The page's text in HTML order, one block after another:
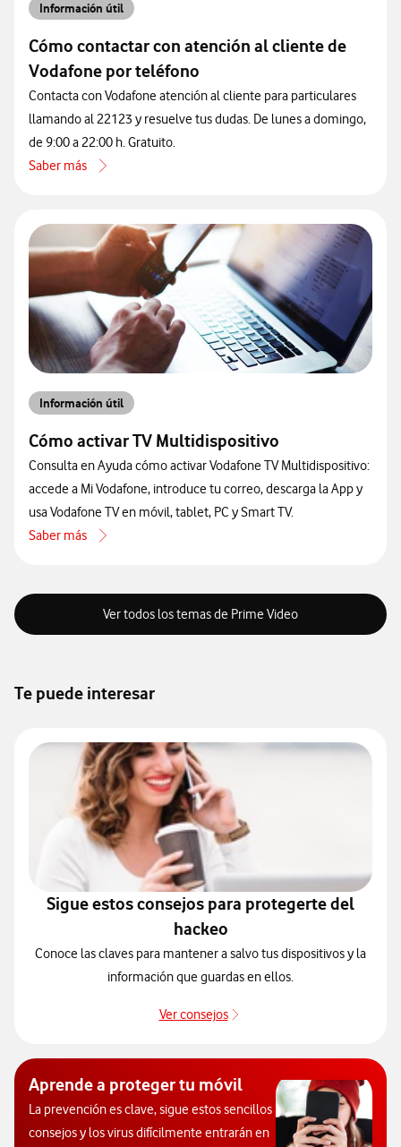
Información útil
Cómo contactar con atención al cliente de
Vodafone por teléfono
Contacta con Vodafone atención al cliente para particulares
llamando al 22123 y resuelve tus dudas. De lunes a domingo,
de 9:00 a 22:00 h. Gratuito.
Saber más
acerca de Cómo contactar con atención al cliente de Vodafone
Información útil
Cómo activar TV Multidispositivo
Consulta en Ayuda cómo activar Vodafone TV Multidispositivo:
accede a Mi Vodafone, introduce tu correo, descarga la App y
usa Vodafone TV en móvil, tablet, PC y Smart TV.
Saber más
acerca de Cómo activar TV Multidispositivo
Ver todos los temas de Prime Video
Te puede interesar
Sigue estos consejos para protegerte del
hackeo
Conoce las claves para mantener a salvo tus dispositivos y la
información que guardas en ellos.
Ver consejos
Aprende a proteger tu móvil
La prevención es clave, sigue estos sencillos
consejos y los virus difícilmente entrarán en